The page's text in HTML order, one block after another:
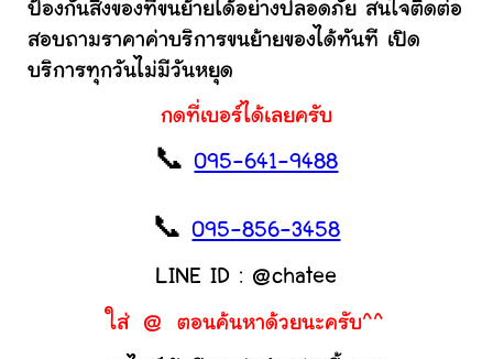
ป้องกันสิ่งของที่ขนย้ายได้อย่างปลอดภัย สนใจติดต่อ
สอบถามราคาค่าบริการขนย้ายของได้ทันที เปิด
บริการทุกวันไม่มีวันหยุด
กดที่เบอร์ได้เลยครับ
📞095-641-9488
📞095-856-3458
LINE ID : @chatee
ใส่ @ ตอนค้นหาด้วยนะครับ^^